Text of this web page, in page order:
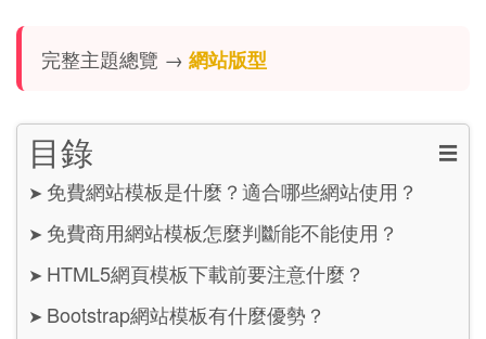
完整主題總覽 → 網站版型
目錄 ☰
➤ 免費網站模板是什麼？適合哪些網站使用？
➤ 免費商用網站模板怎麼判斷能不能使用？
➤ HTML5網頁模板下載前要注意什麼？
➤ Bootstrap網站模板有什麼優勢？